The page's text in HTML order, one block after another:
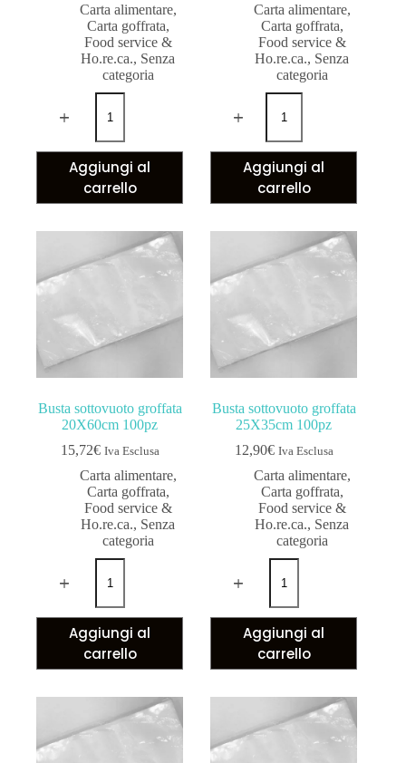
Carta alimentare,
Carta goffrata,
Food service &
Ho.re.ca., Senza
categoria
Aggiungi al
carrello
Carta alimentare,
Carta goffrata,
Food service &
Ho.re.ca., Senza
categoria
Aggiungi al
carrello
Busta sottovuoto groffata
20X60cm 100pz
15,72€ Iva Esclusa
Carta alimentare,
Carta goffrata,
Food service &
Ho.re.ca., Senza
categoria
Aggiungi al
carrello
Busta sottovuoto groffata
25X35cm 100pz
12,90€ Iva Esclusa
Carta alimentare,
Carta goffrata,
Food service &
Ho.re.ca., Senza
categoria
Aggiungi al
carrello